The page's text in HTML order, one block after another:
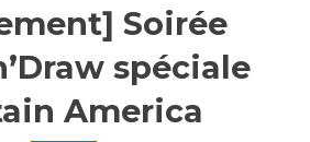
Soirée
spéciale
America